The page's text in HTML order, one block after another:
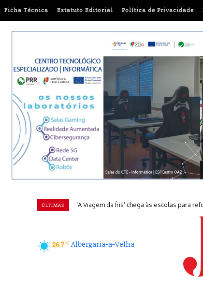
Ficha Técnica Estatuto Editorial Política de Privacidade
ÚLTIMAS ‘A Viagem da Íris’ chega às escolas para
26.7 C Albergaria-a-Velha